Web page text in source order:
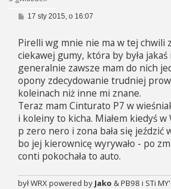
P
t
17 sty 2015, o 16:07
Pirelli wg mnie nie ma w tej chwili
ciekawej gumy, która by była jakaś
generalnie zawsze mam do nich
opony zdecydowanie trudniej
koleinach niż inne mi znane.
Teraz mam Cinturato P7 w
i koleiny to kicha. Miałem kiedyś w
p zero nero i zona bała się jeździć
bo jej kierownicę wyrywało - po
conti pokochała to auto.
był WRX powered by Jako & PB98 i STi